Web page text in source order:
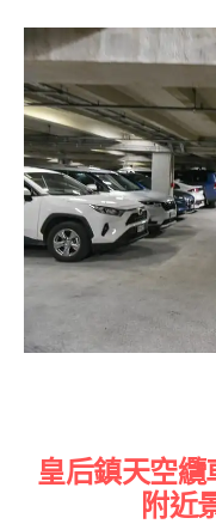
皇后鎮天空
附近